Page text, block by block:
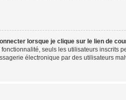
lorsque je clique sur le lien de
seuls les utilisateurs inscrits
électronique par des utilisateurs